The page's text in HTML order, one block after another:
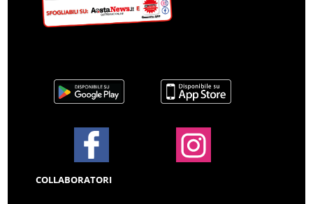
COLLABORATORI